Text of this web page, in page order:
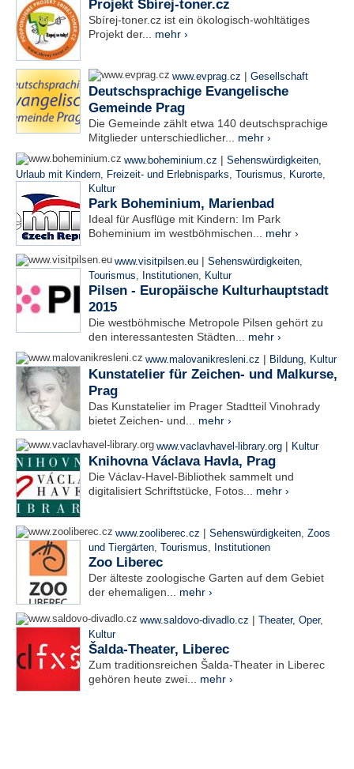
Projekt Sbírej-toner.cz
Sbírej-toner.cz ist ein ökologisch-wohltätiges
Projekt der... mehr ›
www.evprag.cz | Gesellschaft
Deutschsprachige Evangelische
Gemeinde Prag
Die Gemeinde zählt etwa 140 deutschsprachige
Mitglieder unterschiedlicher... mehr ›
www.boheminium.cz | Sehenswürdigkeiten,
Urlaub mit Kindern, Freizeit- und Erlebnisparks, Tourismus, Kurorte,
Kultur
Park Boheminium, Marienbad
Ideal für Ausflüge mit Kindern: Im Park
Boheminium im westböhmischen... mehr ›
www.visitpilsen.eu | Sehenswürdigkeiten,
Tourismus, Institutionen, Kultur
Pilsen - Europäische Kulturhauptstadt
2015
Die westböhmische Metropole Pilsen gehört zu
den interessantesten Städten... mehr ›
www.malovanikresleni.cz | Bildung, Kultur
Kunstatelier für Zeichen- und Malkurse,
Prag
Das Kunstatelier im Prager Stadtteil Vinohrady
bietet Zeichen- und... mehr ›
www.vaclavhavel-library.org | Kultur
Knihovna Václava Havla, Prag
Die Václav-Havel-Bibliothek sammelt und
digitalisiert Schriftstücke, Fotos... mehr ›
www.zooliberec.cz | Sehenswürdigkeiten, Zoos
und Tiergärten, Tourismus, Institutionen
Zoo Liberec
Der älteste zoologische Garten auf dem Gebiet
der ehemaligen... mehr ›
www.saldovo-divadlo.cz | Theater, Oper,
Kultur
Šalda-Theater, Liberec
Zum traditionsreichen Šalda-Theater in Liberec
gehören heute zwei... mehr ›